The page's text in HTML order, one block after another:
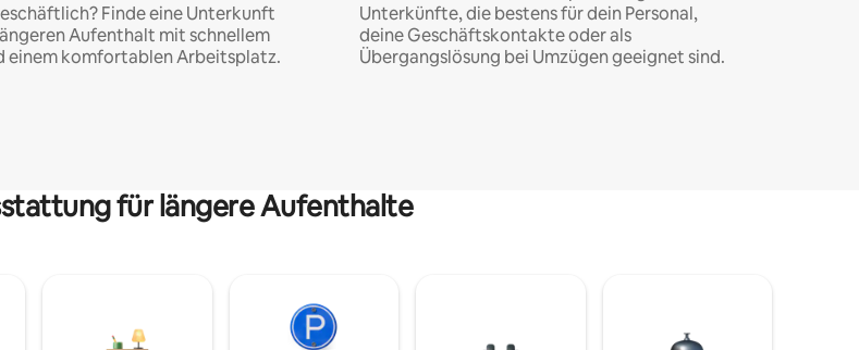
Finde eine Unterkunft
Aufenthalt mit schnellem
einem komfortablen Arbeitsplatz.
Unterkünfte, die bestens für dein Personal,
deine Geschäftskontakte oder als
Übergangslösung bei Umzügen geeignet sind.
für längere Aufenthalte